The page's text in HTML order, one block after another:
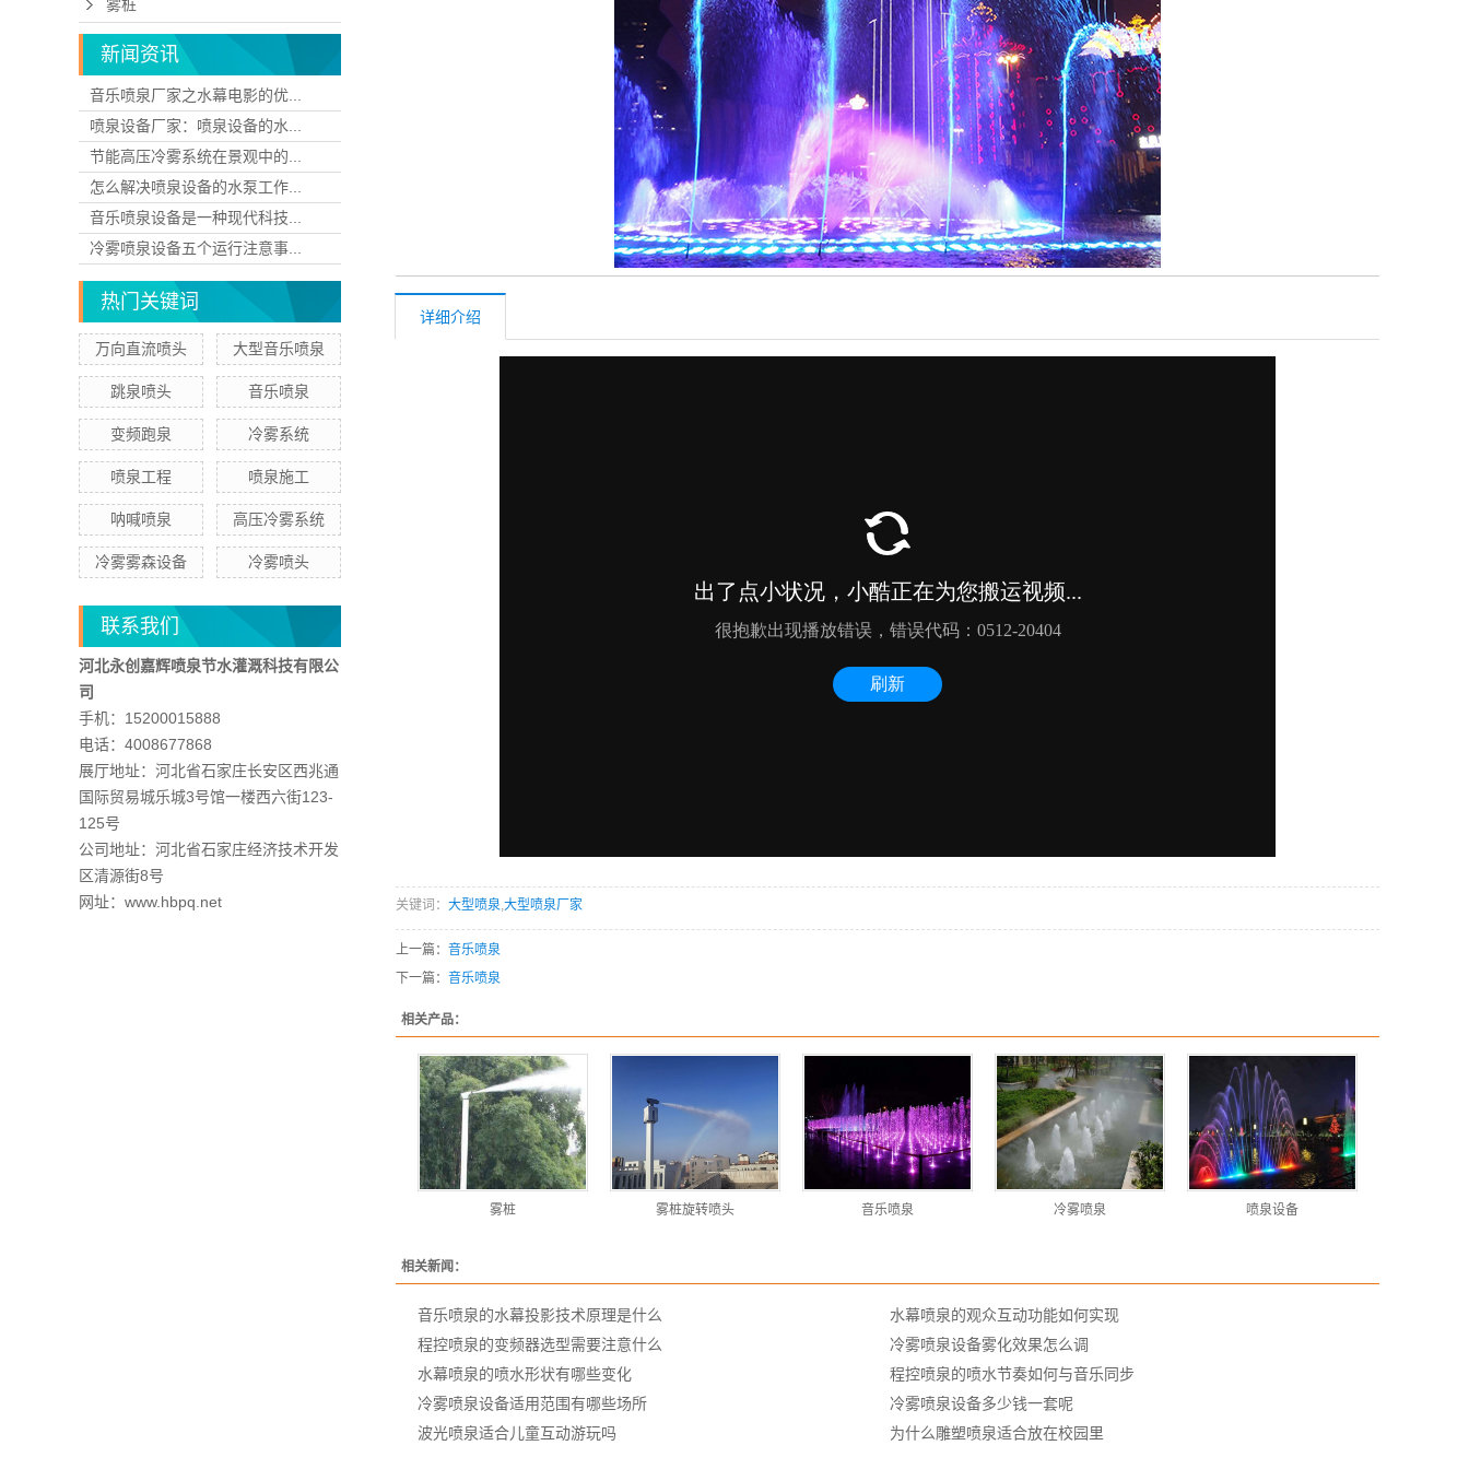
雾桩
新闻资讯
音乐喷泉厂家之水幕电影的优...
喷泉设备厂家：喷泉设备的水...
节能高压冷雾系统在景观中的...
怎么解决喷泉设备的水泵工作...
音乐喷泉设备是一种现代科技...
冷雾喷泉设备五个运行注意事...
热门关键词
万向直流喷头 大型音乐喷泉
跳泉喷头 音乐喷泉
变频跑泉 冷雾系统
喷泉工程 喷泉施工
呐喊喷泉 高压冷雾系统
冷雾雾森设备 冷雾喷头
联系我们
河北永创嘉辉喷泉节水灌溉科技有限公
司
手机：15200015888
电话：4008677868
展厅地址：河北省石家庄长安区西兆通
国际贸易城乐城3号馆一楼西六街123-
125号
公司地址：河北省石家庄经济技术开发
区清源街8号
网址：www.hbpq.net
详细介绍
关键词： 大型喷泉,大型喷泉厂家
上一篇： 音乐喷泉
下一篇： 音乐喷泉
相关产品：
雾桩 雾桩旋转喷头 音乐喷泉 冷雾喷泉 喷泉设备
相关新闻：
音乐喷泉的水幕投影技术原理是什么
水幕喷泉的观众互动功能如何实现
程控喷泉的变频器选型需要注意什么
冷雾喷泉设备雾化效果怎么调
水幕喷泉的喷水形状有哪些变化
程控喷泉的喷水节奏如何与音乐同步
冷雾喷泉设备适用范围有哪些场所
冷雾喷泉设备多少钱一套呢
波光喷泉适合儿童互动游玩吗
为什么雕塑喷泉适合放在校园里